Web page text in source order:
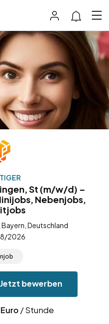
St (m/w/d) –
Nebenjobs,
Deutschland
2026
Jetzt bewerben
Euro / Stunde